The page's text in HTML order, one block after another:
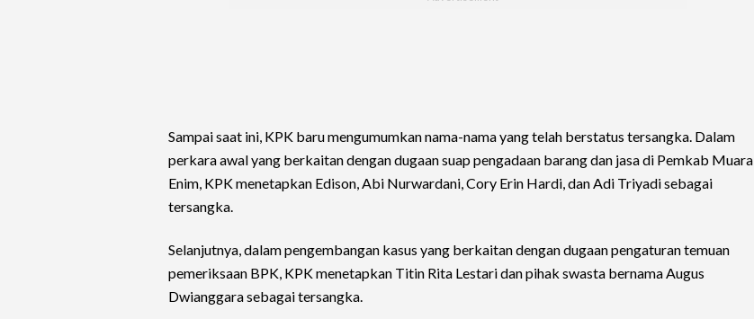
Sampai saat ini, KPK baru mengumumkan nama-nama yang telah berstatus tersangka. Dalam
perkara awal yang berkaitan dengan dugaan suap pengadaan barang dan jasa di Pemkab Muara
Enim, KPK menetapkan Edison, Abi Nurwardani, Cory Erin Hardi, dan Adi Triyadi sebagai
tersangka.
Selanjutnya, dalam pengembangan kasus yang berkaitan dengan dugaan pengaturan temuan
pemeriksaan BPK, KPK menetapkan Titin Rita Lestari dan pihak swasta bernama Augus
Dwianggara sebagai tersangka.